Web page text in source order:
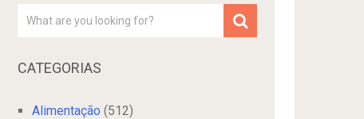
CATEGORIAS
Alimentação (512)